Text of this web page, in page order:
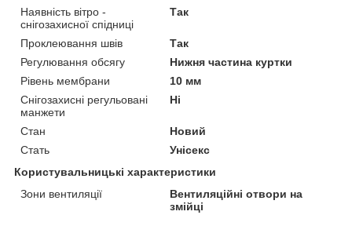
Наявність вітро -
снігозахисної спідниці
Так
Проклеювання швів
Так
Регулювання обсягу
Нижня частина куртки
Рівень мембрани
10 мм
Снігозахисні регульовані
манжети
Ні
Стан
Новий
Стать
Унісекс
Користувальницькі характеристики
Зони вентиляції
Вентиляційні отвори на
змійці